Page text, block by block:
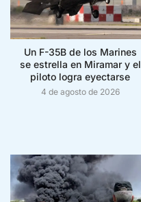
Un F-35B de los Marines
se estrella en Miramar y el
piloto logra eyectarse
4 de agosto de 2026